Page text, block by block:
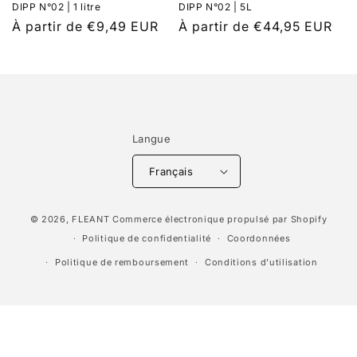
o
DIPP N°02 | 1 litre
Prix
À partir de €9,49 EUR
DIPP N°02 | 5L
Prix
À partir de €44,95 EUR
Langue
Français
de
© 2026, FLEANT Commerce électronique propulsé par Shopify
Politique de confidentialité
Coordonnées
Politique de remboursement Conditions d’utilisation